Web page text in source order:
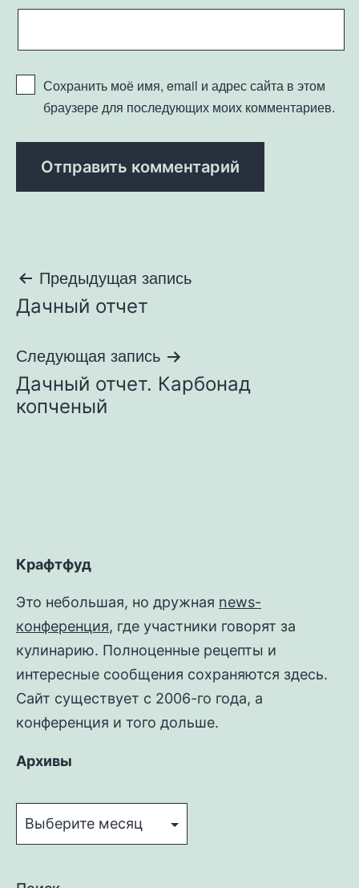
Сохранить моё имя, email и адрес сайта в этом
браузере для последующих моих комментариев.
Навигация
по
записям
Предыдущая запись
Дачный отчет
Следующая запись
Дачный отчет. Карбонад
копченый
Крафтфуд
Это небольшая, но дружная news-
конференция, где участники говорят за
кулинарию. Полноценные рецепты и
интересные сообщения сохраняются здесь.
Сайт существует с 2006-го года, а
конференция и того дольше.
Архивы